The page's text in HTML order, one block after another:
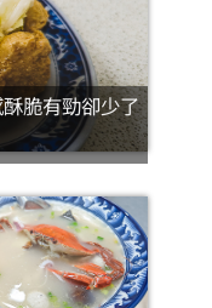
脆有勁卻少了